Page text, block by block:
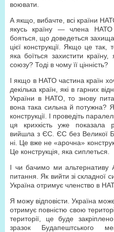
воювати.
А якщо, вибачте, всі країни
якусь країну — члена
бояться, що доведеться
цієї конструкції. Якщо це так,
яка боїться захистити
союзу? Тоді в чому її цінність?
І якщо в НАТО частина країн
декілька країн, які в гарних
України в НАТО, то знову
вона така сильна й потужна?
конструкції. І проведіть
ця крихкість уже показала
вийшла з ЄС. ЄС без Великої
ні. Це вже не «арочна»
Це конструкція, яка сиплеться.
І чи бачимо ми
питання. Як вийти зі складної
Україна отримує членство в
Я можу відповісти. Україна
отримує повністю свою
території, це буде
зразок Будапештського